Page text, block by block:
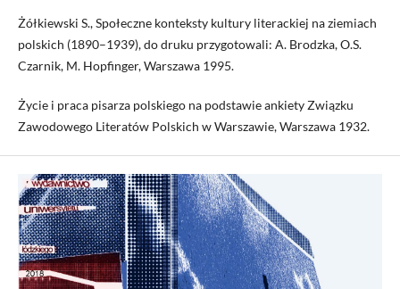
Żółkiewski S., Społeczne konteksty kultury literackiej na ziemiach
polskich (1890–1939), do druku przygotowali: A. Brodzka, O.S.
Czarnik, M. Hopfinger, Warszawa 1995.
Życie i praca pisarza polskiego na podstawie ankiety Związku
Zawodowego Literatów Polskich w Warszawie, Warszawa 1932.